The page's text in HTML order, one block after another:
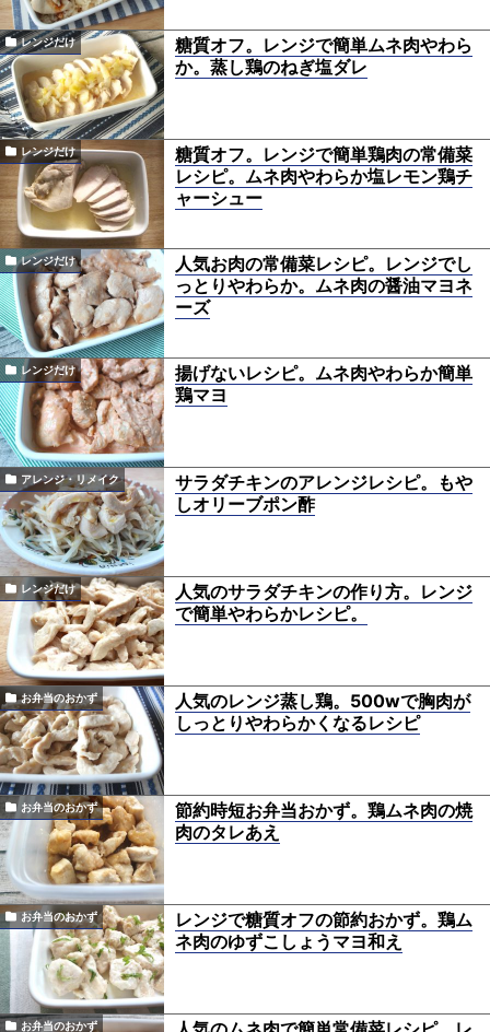
レンジだけ
糖質オフ。レンジで簡単ムネ肉やわら
か。蒸し鶏のねぎ塩ダレ
レンジだけ
糖質オフ。レンジで簡単鶏肉の常備菜
レシピ。ムネ肉やわらか塩レモン鶏チ
ャーシュー
レンジだけ
人気お肉の常備菜レシピ。レンジでし
っとりやわらか。ムネ肉の醤油マヨネ
ーズ
レンジだけ
揚げないレシピ。ムネ肉やわらか簡単
鶏マヨ
アレンジ・リメイク
サラダチキンのアレンジレシピ。もや
しオリーブポン酢
レンジだけ
人気のサラダチキンの作り方。レンジ
で簡単やわらかレシピ。
お弁当のおかず
人気のレンジ蒸し鶏。500wで胸肉が
しっとりやわらかくなるレシピ
お弁当のおかず
節約時短お弁当おかず。鶏ムネ肉の焼
肉のタレあえ
お弁当のおかず
レンジで糖質オフの節約おかず。鶏ム
ネ肉のゆずこしょうマヨ和え
お弁当のおかず